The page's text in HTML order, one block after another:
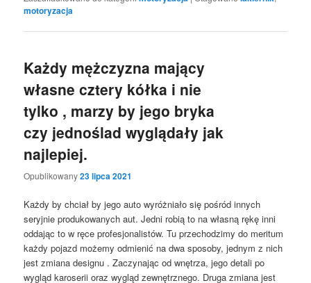
motoryzacja
Każdy mężczyzna mający
własne cztery kółka i nie
tylko , marzy by jego bryka
czy jednoślad wyglądały jak
najlepiej.
Opublikowany23 lipca 2021
Każdy by chciał by jego auto wyróżniało się pośród innych
seryjnie produkowanych aut. Jedni robią to na własną rękę inni
oddając to w ręce profesjonalistów. Tu przechodzimy do meritum
każdy pojazd możemy odmienić na dwa sposoby, jednym z nich
jest zmiana designu . Zaczynając od wnętrza, jego detali po
wygląd karoserii oraz wygląd zewnętrznego. Druga zmiana jest